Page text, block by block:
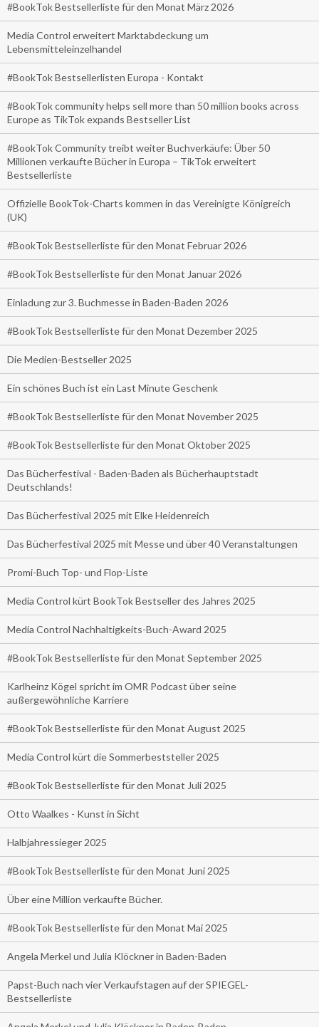
#BookTok Bestsellerliste für den Monat März 2026
Media Control erweitert Marktabdeckung um
Lebensmitteleinzelhandel
#BookTok Bestsellerlisten Europa - Kontakt
#BookTok community helps sell more than 50 million books across
Europe as TikTok expands Bestseller List
#BookTok Community treibt weiter Buchverkäufe: Über 50
Millionen verkaufte Bücher in Europa – TikTok erweitert
Bestsellerliste
Offizielle BookTok-Charts kommen in das Vereinigte Königreich
(UK)
#BookTok Bestsellerliste für den Monat Februar 2026
#BookTok Bestsellerliste für den Monat Januar 2026
Einladung zur 3. Buchmesse in Baden-Baden 2026
#BookTok Bestsellerliste für den Monat Dezember 2025
Die Medien-Bestseller 2025
Ein schönes Buch ist ein Last Minute Geschenk
#BookTok Bestsellerliste für den Monat November 2025
#BookTok Bestsellerliste für den Monat Oktober 2025
Das Bücherfestival - Baden-Baden als Bücherhauptstadt
Deutschlands!
Das Bücherfestival 2025 mit Elke Heidenreich
Das Bücherfestival 2025 mit Messe und über 40 Veranstaltungen
Promi-Buch Top- und Flop-Liste
Media Control kürt BookTok Bestseller des Jahres 2025
Media Control Nachhaltigkeits-Buch-Award 2025
#BookTok Bestsellerliste für den Monat September 2025
Karlheinz Kögel spricht im OMR Podcast über seine
außergewöhnliche Karriere
#BookTok Bestsellerliste für den Monat August 2025
Media Control kürt die Sommerbeststeller 2025
#BookTok Bestsellerliste für den Monat Juli 2025
Otto Waalkes - Kunst in Sicht
Halbjahressieger 2025
#BookTok Bestsellerliste für den Monat Juni 2025
Über eine Million verkaufte Bücher.
#BookTok Bestsellerliste für den Monat Mai 2025
Angela Merkel und Julia Klöckner in Baden-Baden
Papst-Buch nach vier Verkaufstagen auf der SPIEGEL-
Bestsellerliste